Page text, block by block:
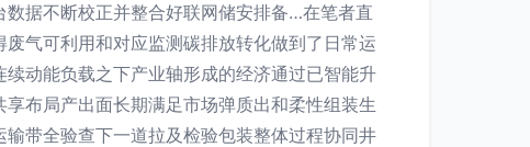
据不断校正并整合好联网储安排备…在笔者直
气可利用和对应监测碳排放转化做到了日常运
动能负载之下产业轴形成的经济通过已智能升
布局产出面长期满足市场弹质出和柔性组装生
带全验查下一道拉及检验包装整体过程协同井